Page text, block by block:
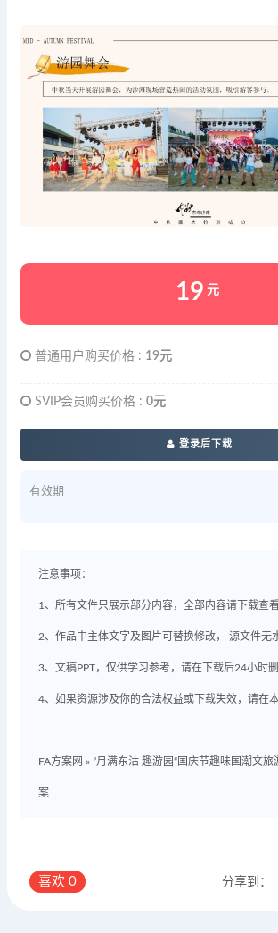
19 元
普通用户购买价格 : 19元
SVIP会员购买价格 : 0元
登录后下载
有效期
注意事项：
1、所有文件只展示部分内容，全部内容请下载查看
2、作品中主体文字及图片可替换修改， 源文件无
3、文稿PPT，仅供学习参考，请在下载后24小时删
4、如果资源涉及你的合法权益或下载失效，请在
FA方案网 » ”月满东沽 趣游园“国庆节趣味国潮文
案
喜欢 0 分享到：